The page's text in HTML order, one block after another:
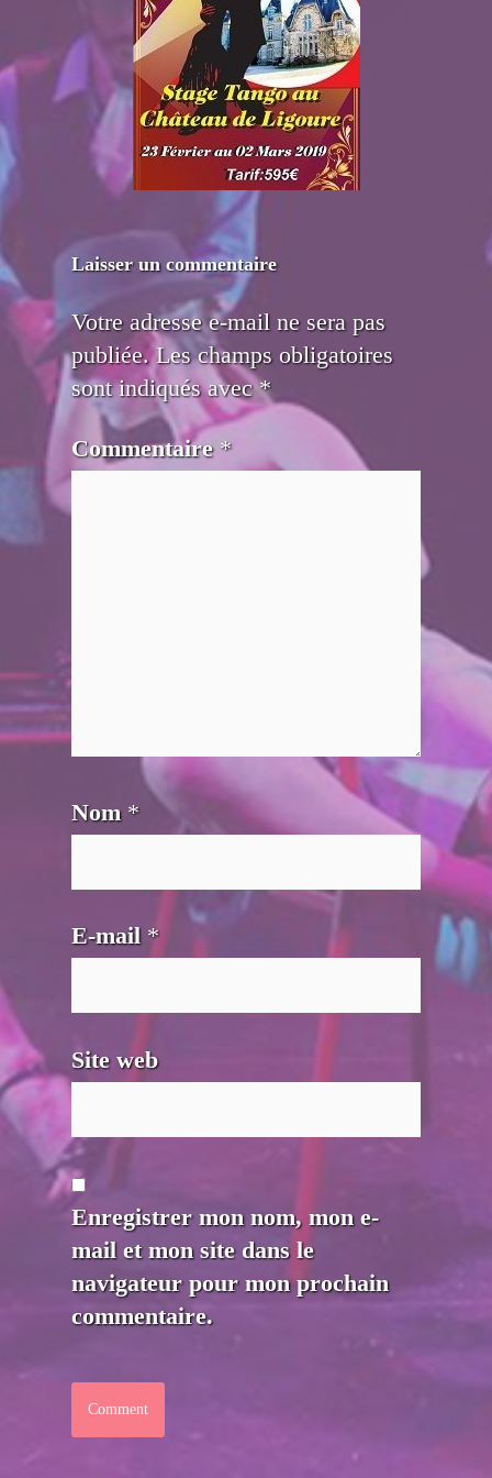
Laisser un commentaire
Votre adresse e-mail ne sera pas
publiée. Les champs obligatoires
sont indiqués avec*
Commentaire *
Nom *
E-mail *
Site web
Enregistrer mon nom, mon e-
mail et mon site dans le
navigateur pour mon prochain
commentaire.